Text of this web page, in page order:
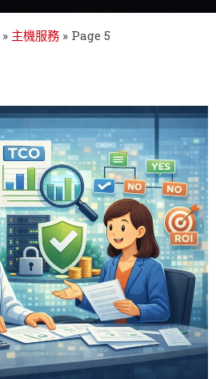
» 主機服務 » Page 5